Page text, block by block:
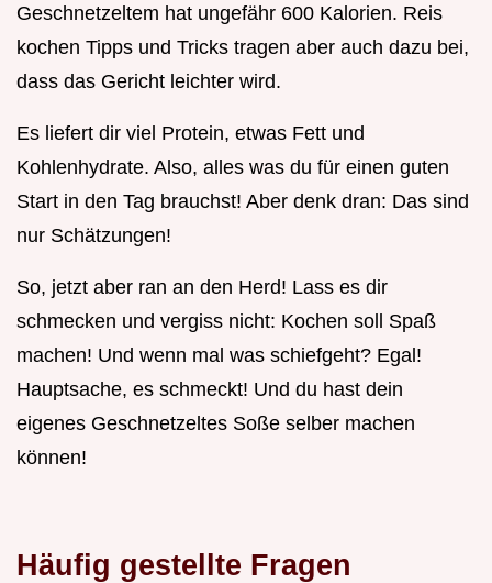
Geschnetzeltem hat ungefähr 600 Kalorien. Reis
kochen Tipps und Tricks tragen aber auch dazu bei,
dass das Gericht leichter wird.
Es liefert dir viel Protein, etwas Fett und
Kohlenhydrate. Also, alles was du für einen guten
Start in den Tag brauchst! Aber denk dran: Das sind
nur Schätzungen!
So, jetzt aber ran an den Herd! Lass es dir
schmecken und vergiss nicht: Kochen soll Spaß
machen! Und wenn mal was schiefgeht? Egal!
Hauptsache, es schmeckt! Und du hast dein
eigenes Geschnetzeltes Soße selber machen
können!
Häufig gestellte Fragen